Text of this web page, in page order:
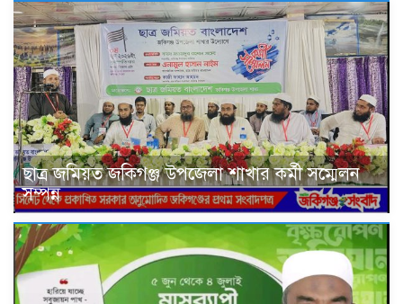
ছাত্র জমিয়ত জকিগঞ্জ উপজেলা শাখার কর্মী সম্মেলন
সম্পন্ন